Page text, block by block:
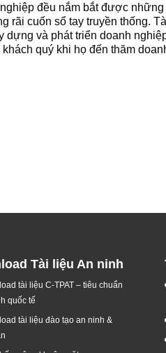
đều nắm bắt được
rãi cuốn sổ tay truyền thống.
và phát triển doanh
quý khi họ đến thăm
Tài liệu An ninh
tài liệu C-TPAT – tiêu chuẩn
quốc tế
tài liệu đào tạo an ninh &